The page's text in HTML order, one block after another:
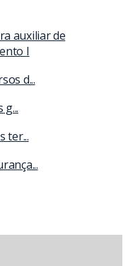
auxiliar de
I
d...
ter...